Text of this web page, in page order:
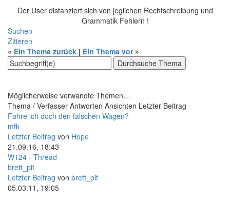
Der User distanziert sich von jeglichen Rechtschreibung und
Grammatik Fehlern !
Suchen
Zitieren
« Ein Thema zurück | Ein Thema vor»
Möglicherweise verwandte Themen…
Thema / Verfasser Antworten Ansichten Letzter Beitrag
Fahre ich doch den falschen Wagen?
mfk
Letzter Beitrag von Hope
21.09.16, 18:43
W124 - Thread
brett_pit
Letzter Beitrag von brett_pit
05.03.11, 19:05